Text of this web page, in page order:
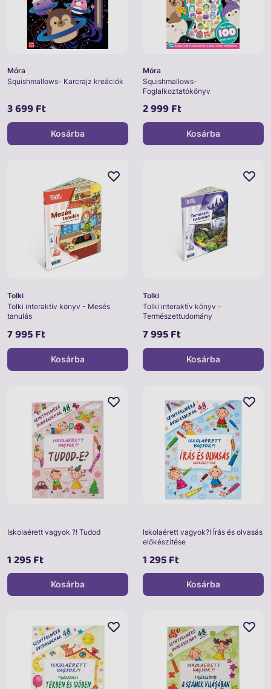
Móra
Squishmallows- Karcrajz kreációk
3 699 Ft
Kosárba
Móra
Squishmallows-
Foglalkoztatókönyv
2 999 Ft
Kosárba
Tolki
Tolki interaktív könyv - Mesés
tanulás
7 995 Ft
Kosárba
Tolki
Tolki interaktív könyv -
Természettudomány
7 995 Ft
Kosárba
Iskolaérett vagyok ?! Tudod
1 295 Ft
Kosárba
Iskolaérett vagyok?! Írás és olvasás
előkészítése
1 295 Ft
Kosárba